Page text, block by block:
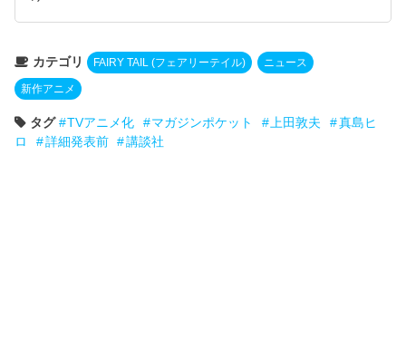
カテゴリ FAIRY TAIL (フェアリーテイル) ニュース
新作アニメ
タグ TVアニメ化 マガジンポケット 上田敦夫
真島ヒ
ロ
詳細発表前 講談社